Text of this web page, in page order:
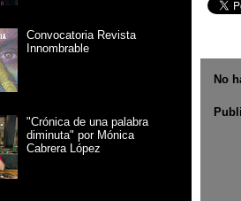
No
Convocatoria Revista
Innombrable
"Crónica de una palabra
diminuta" por Mónica
Cabrera López